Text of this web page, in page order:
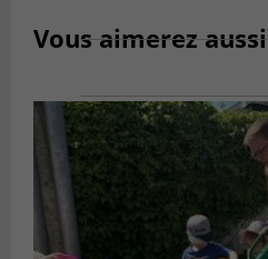
Vous aimerez aussi